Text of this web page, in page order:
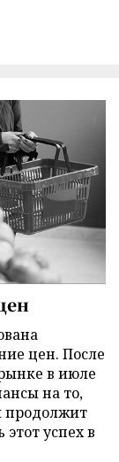
цен. После
в июле
на то,
продолжит
этот успех в